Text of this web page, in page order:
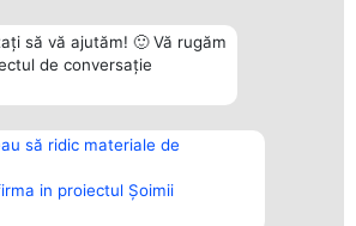
să vă ajutăm! 🙂 Vă rugăm
de conversație
să ridic materiale de
in proiectul Șoimii
Plebiscyt
Lista Tuturor
Laureaților
Contact